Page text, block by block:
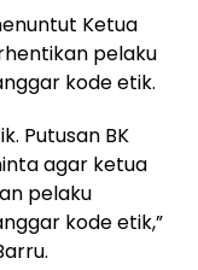
Ketua
pelaku
kode etik.
Putusan BK
agar ketua
pelaku
kode etik,”